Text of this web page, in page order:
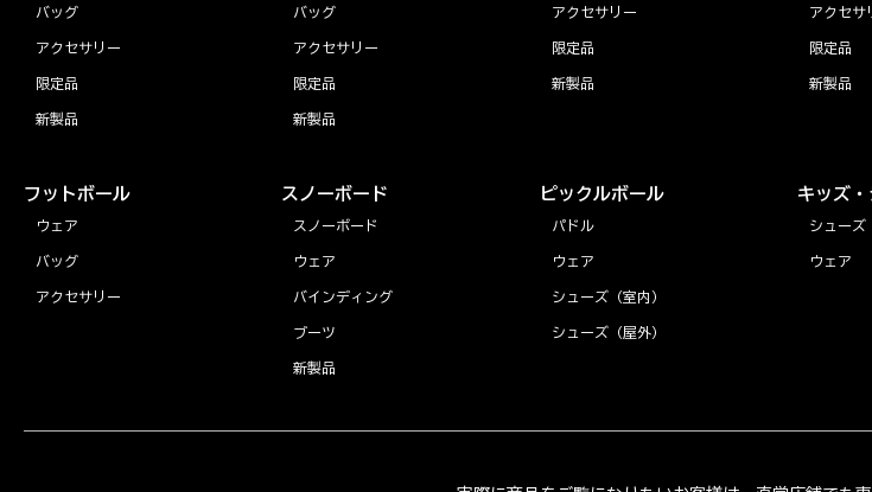
バッグ
アクセサリー
限定品
新製品
バッグ
アクセサリー
限定品
新製品
アクセサリー
限定品
新製品
アクセサ
限定品
新製品
フットボール
ウェア
バッグ
アクセサリー
スノーボード
スノーボード
ウェア
バインディング
ブーツ
新製品
ピックルボール
パドル
ウェア
シューズ（室内）
シューズ（屋外）
キッズ
シューズ
ウェア